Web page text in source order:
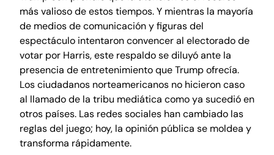
más valioso de estos tiempos. Y mientras la mayoría
de medios de comunicación y figuras del
espectáculo intentaron convencer al electorado de
votar por Harris, este respaldo se diluyó ante la
presencia de entretenimiento que Trump ofrecía.
Los ciudadanos norteamericanos no hicieron caso
al llamado de la tribu mediática como ya sucedió en
otros países. Las redes sociales han cambiado las
reglas del juego; hoy, la opinión pública se moldea y
transforma rápidamente.